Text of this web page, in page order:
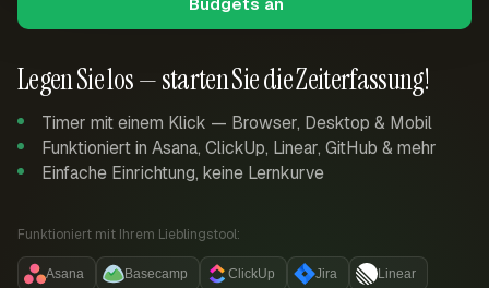
Legen Sie los — starten Sie die Zeiterfassung!
Timer mit einem Klick — Browser, Desktop & Mobil
Funktioniert in Asana, ClickUp, Linear, GitHub & mehr
Einfache Einrichtung, keine Lernkurve
Funktioniert mit Ihrem Lieblingstool:
Asana Basecamp ClickUp Jira Linear